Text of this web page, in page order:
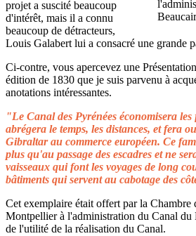
projet a suscité beaucoup
d'intérêt, mais il a connu
beaucoup de détracteurs,
Louis Galabert lui a consacré une grande
Ci-contre, vous apercevez une
édition de 1830 que je suis parvenu à
anotations intéressantes.
"Le Canal des Pyrénées économisera
abrégera le temps, les distances, et fera
Gibraltar au commerce européen. Ce
plus qu'au passage des escadres et ne
vaisseaux qui font les voyages de long
bâtiments qui servent au cabotage des
Cet exemplaire était offert par la Chambre
Montpellier à l'administration du Canal
de l'utilité de la réalisation du Canal.